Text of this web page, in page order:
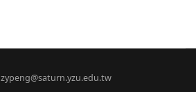
zypeng@saturn.yzu.edu.tw